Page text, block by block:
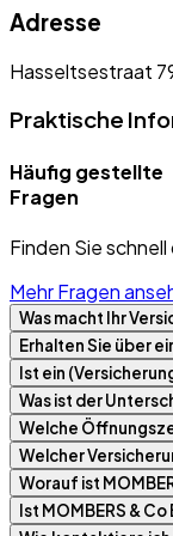
Adresse
Hasseltsestraat
Praktische
Häufig gestellte
Fragen
Finden Sie
Mehr Fragen
Was macht Ihr
Erhalten Sie über
Ist ein
Was ist der
Welche
Welcher
Worauf ist
Ist MOMBERS &